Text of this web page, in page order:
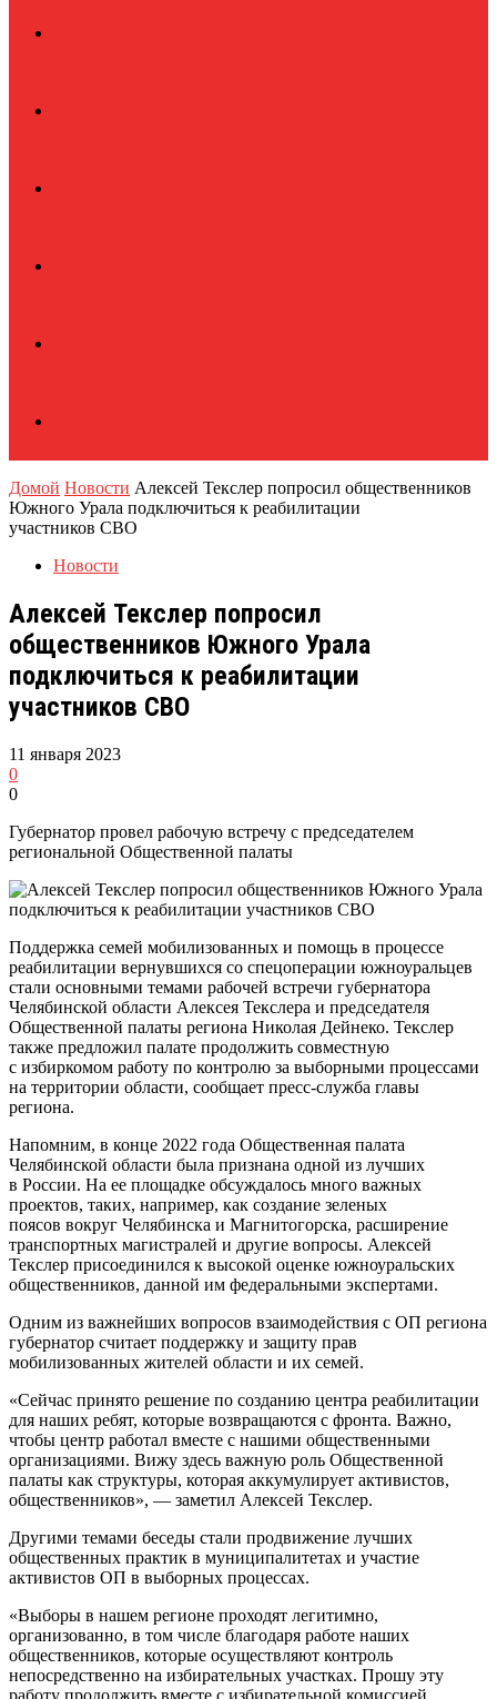
Домой Новости Алексей Текслер попросил общественников
Южного Урала подключиться к реабилитации
участников СВО
Новости
Алексей Текслер попросил
общественников Южного Урала
подключиться к реабилитации
участников СВО
11 января 2023
0
0
Губернатор провел рабочую встречу с председателем
региональной Общественной палаты
Поддержка семей мобилизованных и помощь в процессе
реабилитации вернувшихся со спецоперации южноуральцев
стали основными темами рабочей встречи губернатора
Челябинской области Алексея Текслера и председателя
Общественной палаты региона Николая Дейнеко. Текслер
также предложил палате продолжить совместную
с избиркомом работу по контролю за выборными процессами
на территории области, сообщает пресс-служба главы
региона.
Напомним, в конце 2022 года Общественная палата
Челябинской области была признана одной из лучших
в России. На ее площадке обсуждалось много важных
проектов, таких, например, как создание зеленых
поясов вокруг Челябинска и Магнитогорска, расширение
транспортных магистралей и другие вопросы. Алексей
Текслер присоединился к высокой оценке южноуральских
общественников, данной им федеральными экспертами.
Одним из важнейших вопросов взаимодействия с ОП региона
губернатор считает поддержку и защиту прав
мобилизованных жителей области и их семей.
«Сейчас принято решение по созданию центра реабилитации
для наших ребят, которые возвращаются с фронта. Важно,
чтобы центр работал вместе с нашими общественными
организациями. Вижу здесь важную роль Общественной
палаты как структуры, которая аккумулирует активистов,
общественников», — заметил Алексей Текслер.
Другими темами беседы стали продвижение лучших
общественных практик в муниципалитетах и участие
активистов ОП в выборных процессах.
«Выборы в нашем регионе проходят легитимно,
организованно, в том числе благодаря работе наших
общественников, которые осуществляют контроль
непосредственно на избирательных участках. Прошу эту
работу продолжить вместе с избирательной комиссией